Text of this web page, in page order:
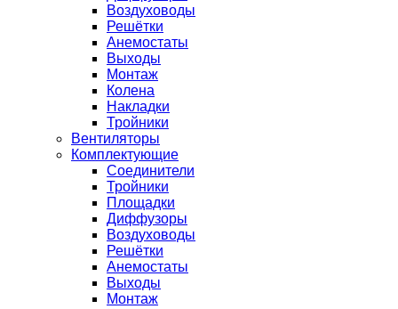
Воздуховоды
Решётки
Анемостаты
Выходы
Монтаж
Колена
Накладки
Тройники
Вентиляторы
Комплектующие
Соединители
Тройники
Площадки
Диффузоры
Воздуховоды
Решётки
Анемостаты
Выходы
Монтаж